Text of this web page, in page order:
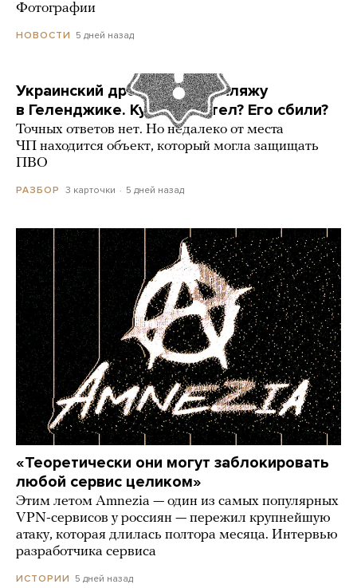
Фотографии
НОВОСТИ 5 дней назад
Украинский дрон попал по пляжу
в Геленджике. Куда он летел? Его сбили?
Точных ответов нет. Но недалеко от места
ЧП находится объект, который могла защищать
ПВО
РАЗБОР 3 карточки 5 дней назад
«Теоретически они могут заблокировать
любой сервис целиком»
Этим летом Amnezia — один из самых популярных
VPN-сервисов у россиян — пережил крупнейшую
атаку, которая длилась полтора месяца. Интервью
разработчика сервиса
ИСТОРИИ 5 дней назад